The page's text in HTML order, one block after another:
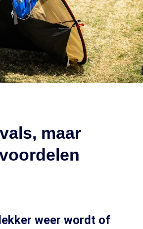
maar
weer wordt of